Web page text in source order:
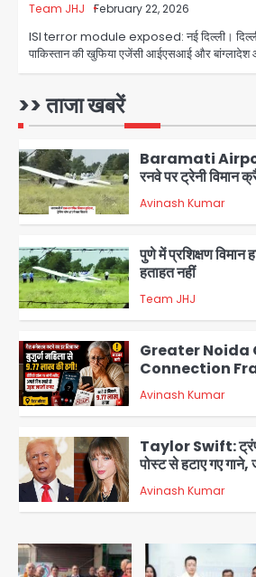
Team JHJ February 22, 2026
ISI terror module exposed: नई दिल्ली।
पाकिस्तान की खुफिया एजेंसी आईएसआई और बांग्लादेश
>> ताजा खबरें
Avinash Kumar
1
Air India
2
Baramati
रनवे पर ट्रेनी विमान
Avinash Kumar
3
पुणे में प्रशिक्षण विमान
हताहत नहीं
Team JHJ
4
Greater Noida
Connection
कॉल पर 9.77 लाख की
Avinash Kumar
5
Taylor Swift: ट्रंप
पोस्ट से हटाए गए गाने,
Avinash Kumar
Air India
कैप्टन का डोप टेस्ट